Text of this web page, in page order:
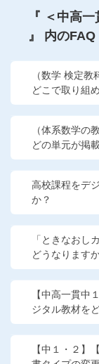
『 ＜中高
』 内のFAQ
（数学 検定
どこで取り組
（体系数学の
どの単元が掲
高校課程をデ
か？
「ときなおし
どうなります
【中高一貫
ジタル教材を
【中１・２】